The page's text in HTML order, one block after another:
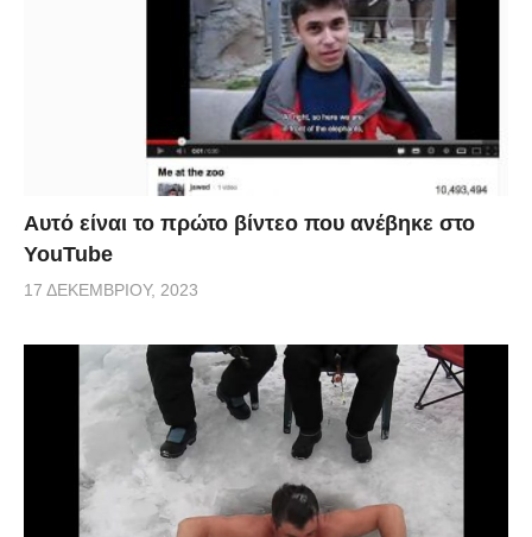
Αυτό είναι το πρώτο βίντεο που ανέβηκε στο
YouTube
17 ΔΕΚΕΜΒΡΊΟΥ, 2023